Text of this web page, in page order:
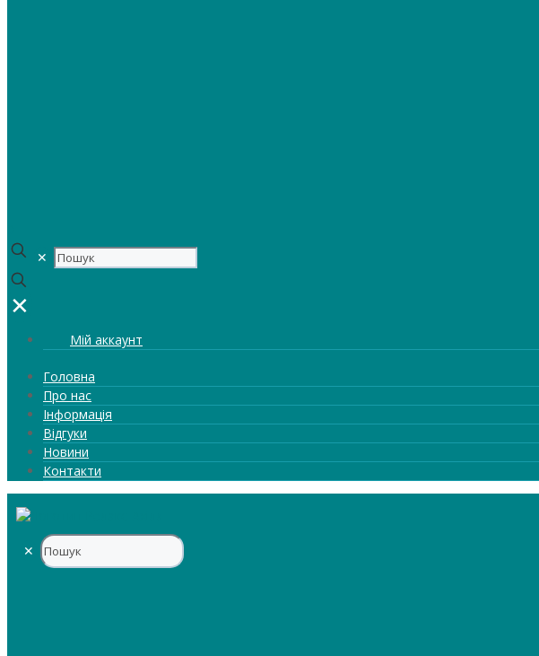
✕
✕
Мій аккаунт
Головна
Про нас
Інформація
Відгуки
Новини
Контакти
✕